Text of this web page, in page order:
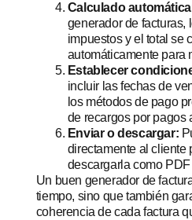
Calculado
generador de facturas,
impuestos y el total se
automáticamente para
Establecer
incluir las fechas de
los métodos de pago
de recargos por pagos
Enviar o descargar:
directamente al cliente
descargarla como
Un buen generador de
tiempo, sino que también
coherencia de cada factura